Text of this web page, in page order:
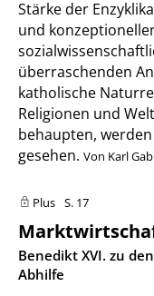
Stärke der
und
überraschenden
katholische
Religionen und
behaupten,
gesehen. Von Karl
Plus S. 17
:
Benedikt XVI. zu
Abhilfe